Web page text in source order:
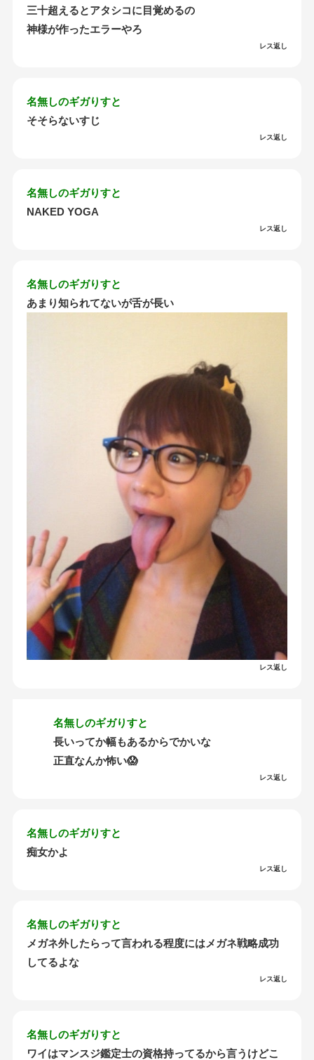
三十超えるとアタシコに目覚めるの
神様が作ったエラーやろ
レス返し
名無しのギガりすと
そそらないすじ
レス返し
名無しのギガりすと
NAKED YOGA
レス返し
名無しのギガりすと
あまり知られてないが舌が長い
レス返し
名無しのギガりすと
長いってか幅もあるからでかいな
正直なんか怖い😱
レス返し
名無しのギガりすと
痴女かよ
レス返し
名無しのギガりすと
メガネ外したらって言われる程度にはメガネ戦略成功
してるよな
レス返し
名無しのギガりすと
ワイはマンスジ鑑定士の資格持ってるから言うけどこ